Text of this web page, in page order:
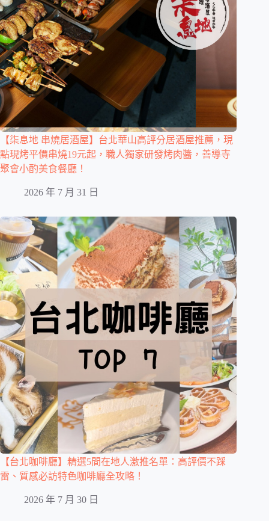
【柒息地 串燒居酒屋】台北華山高評分居酒屋推薦，現
點現烤平價串燒19元起，職人獨家研發烤肉醬，善導寺
聚會小酌美食餐廳！
2026 年 7 月 31 日
【台北咖啡廳】精選5間在地人激推名單：高評價不踩
雷、質感必訪特色咖啡廳全攻略！
2026 年 7 月 30 日